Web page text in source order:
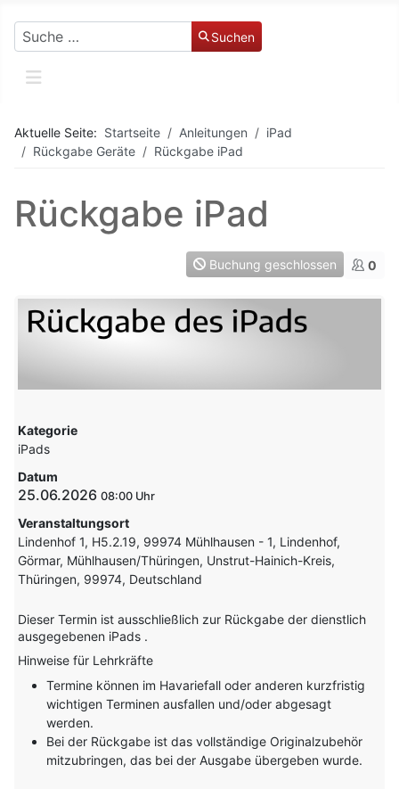
Suchen Suchen
Aktuelle Seite: Startseite Anleitungen
iPad
Rückgabe Geräte
Rückgabe iPad
Rückgabe iPad
Buchung geschlossen 0
Kategorie
iPads
Datum
25.06.2026 08:00
Veranstaltungsort
Lindenhof 1, H5.2.19, 99974 Mühlhausen - 1, Lindenhof,
Görmar, Mühlhausen/Thüringen, Unstrut-Hainich-Kreis,
Thüringen, 99974, Deutschland
Dieser Termin ist ausschließlich zur Rückgabe der dienstlich
ausgegebenen iPads .
Hinweise für Lehrkräfte
Termine können im Havariefall oder anderen kurzfristig
wichtigen Terminen ausfallen und/oder abgesagt
werden.
Bei der Rückgabe ist das vollständige Originalzubehör
mitzubringen, das bei der Ausgabe übergeben wurde.